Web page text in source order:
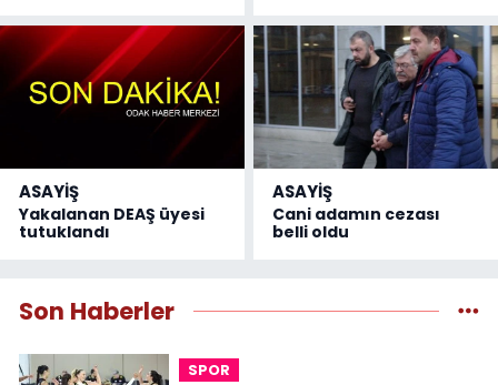
ASAYİŞ
Yakalanan DEAŞ üyesi
tutuklandı
ASAYİŞ
Cani adamın cezası
belli oldu
Son Haberler
SPOR